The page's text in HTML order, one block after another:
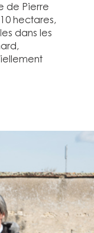
de Pierre
hectares,
dans les